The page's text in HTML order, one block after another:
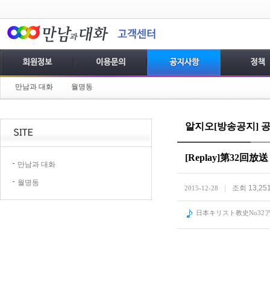
만남과 대화 월명동
만남과 대화
월명동
알지오[방송공지]
[Replay]第32回放
2015-12-28 조회
日本キリスト教史No32